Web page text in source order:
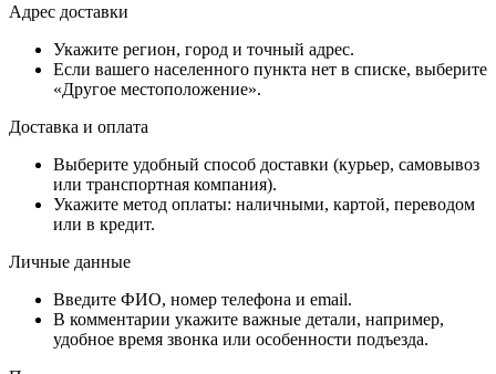
Адрес доставки
Укажите регион, город и точный адрес.
Если вашего населенного пункта нет в списке, выберите
«Другое местоположение».
Доставка и оплата
Выберите удобный способ доставки (курьер, самовывоз
или транспортная компания).
Укажите метод оплаты: наличными, картой, переводом
или в кредит.
Личные данные
Введите ФИО, номер телефона и email.
В комментарии укажите важные детали, например,
удобное время звонка или особенности подъезда.